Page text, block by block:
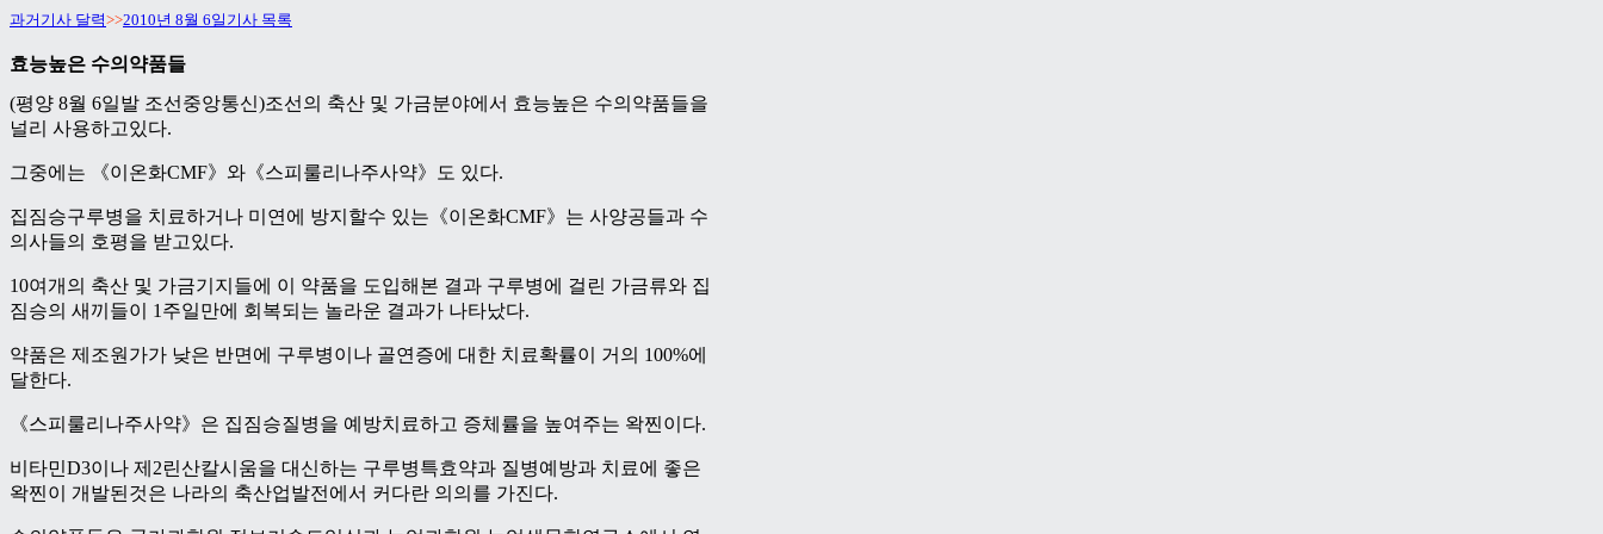
과거기사 달력>>2010년 8월 6일기사 목록
효능높은 수의약품들
(평양 8월 6일발 조선중앙통신)조선의 축산 및 가금분야에서 효능높은 수의약품들을
널리 사용하고있다.
그중에는 《이온화CMF》와《스피룰리나주사약》도 있다.
집짐승구루병을 치료하거나 미연에 방지할수 있는《이온화CMF》는 사양공들과 수
의사들의 호평을 받고있다.
10여개의 축산 및 가금기지들에 이 약품을 도입해본 결과 구루병에 걸린 가금류와 집
짐승의 새끼들이 1주일만에 회복되는 놀라운 결과가 나타났다.
약품은 제조원가가 낮은 반면에 구루병이나 골연증에 대한 치료확률이 거의 100%에
달한다.
《스피룰리나주사약》은 집짐승질병을 예방치료하고 증체률을 높여주는 왁찐이다.
비타민D3이나 제2린산칼시움을 대신하는 구루병특효약과 질병예방과 치료에 좋은
왁찐이 개발된것은 나라의 축산업발전에서 커다란 의의를 가진다.